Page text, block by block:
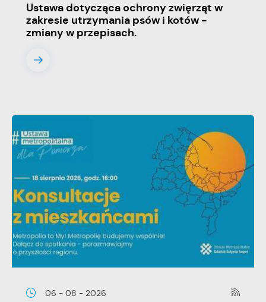
Ustawa dotycząca ochrony zwięrząt w
zakresie utrzymania psów i kotów -
zmiany w przepisach.
06 - 08 - 2026